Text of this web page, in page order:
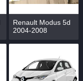
Renault Modus 5d
2004-2008